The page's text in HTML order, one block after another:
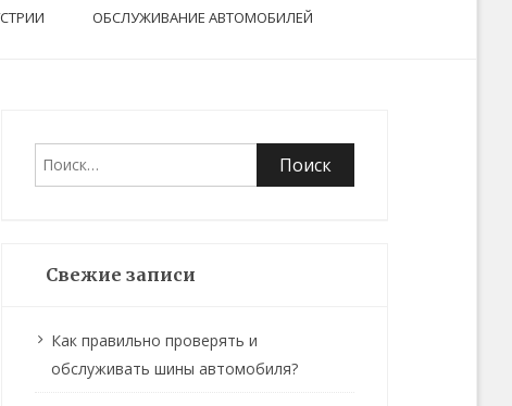
ОБСЛУЖИВАНИЕ АВТОМОБИЛЕЙ
Найти:
Свежие записи
Как правильно проверять и
обслуживать шины автомобиля?